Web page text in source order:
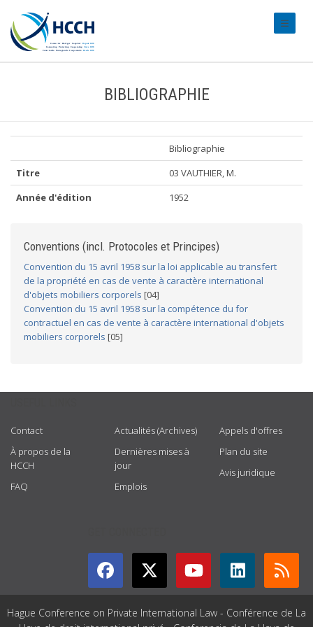
BIBLIOGRAPHIE
Bibliographie
Titre
03 VAUTHIER, M.
Année d'édition
1952
Conventions (incl. Protocoles et Principes)
Convention du 15 avril 1958 sur la loi applicable au transfert
de la propriété en cas de vente à caractère international
d'objets mobiliers corporels [04]
Convention du 15 avril 1958 sur la compétence du for
contractuel en cas de vente à caractère international d'objets
mobiliers corporels [05]
Contact
À propos de la
HCCH
FAQ
Actualités (Archives)
Dernières mises à
jour
Emplois
Appels d'offres
Plan du site
Avis juridique
Hague Conference on Private International Law - Conférence de La